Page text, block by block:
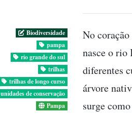
Biodiversidade
pampa
rio grande do sul
trilhas
trilhas de longo curso
unidades de conservação
Pampa
No
nasce o
diferentes
árvore
surge